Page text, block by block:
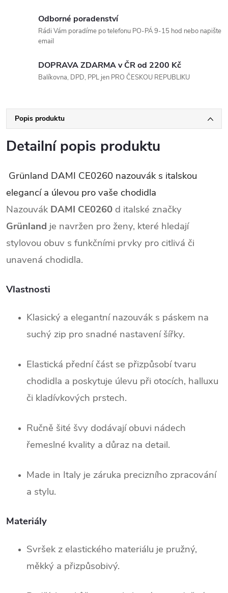
Odborné poradenství
Rádi Vám poradíme po telefonu PO-PÁ 9-15 hod nebo napište
email
DOPRAVA ZDARMA v ČR od 2200 Kč
Balíkovna, DPD, PPL jen PRO ČESKOU REPUBLIKU
Popis produktu
Detailní popis produktu
Grünland DAMI CE0260 nazouvák s italskou
elegancí a úlevou pro vaše chodidla
Nazouvák DAMI CE0260 d italské značky
Grünland je navržen pro ženy, které hledají
stylovou obuv s funkčními prvky pro citlivá či
unavená chodidla.
Vlastnosti
Klasický a elegantní nazouvák s páskem na
suchý zip pro snadné nastavení šířky.
Elastická přední část se přizpůsobí tvaru
chodidla a poskytuje úlevu při otocích, halluxu
či kladívkových prstech.
Ručně šité švy dodávají obuvi nádech
řemeslné kvality a důraz na detail.
Made in Italy je záruka precizního zpracování
a stylu.
Materiály
Svršek z elastického materiálu je pružný,
měkký a přizpůsobivý.